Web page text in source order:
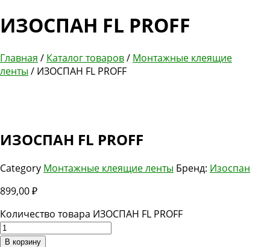
ИЗОСПАН FL PROFF
Главная / Каталог товаров/ Монтажные клеящие
ленты / ИЗОСПАН FL PROFF
ИЗОСПАН FL PROFF
Category Монтажные клеящие ленты Бренд: Изоспан
899,00₽
Количество товара ИЗОСПАН FL PROFF
В корзину